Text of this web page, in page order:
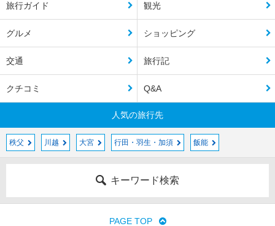
旅行ガイド 観光
グルメ ショッピング
交通 旅行記
クチコミ Q&A
人気の旅行先
秩父 川越 大宮 行田・羽生・加須 飯能
キーワード検索
PAGE TOP